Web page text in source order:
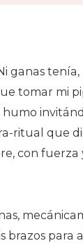
ganas
tomar mi
ritual que
con
brazos para